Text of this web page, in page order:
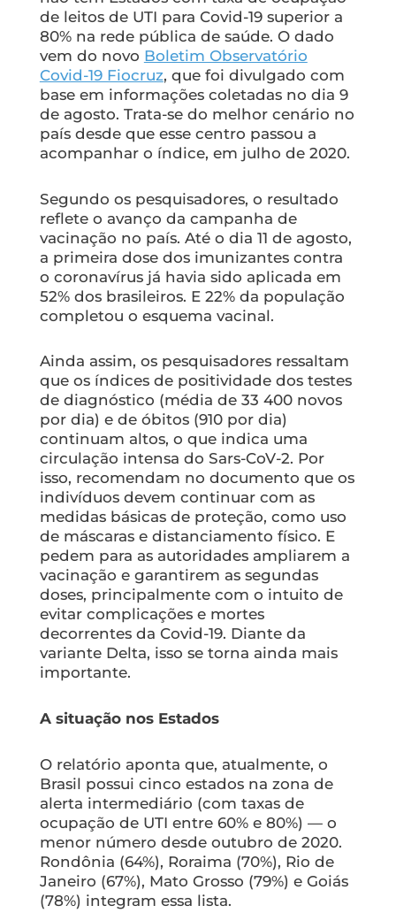
de leitos de UTI para Covid-19 superior a
80% na rede pública de saúde. O dado
vem do novo Boletim Observatório
Covid-19 Fiocruz, que foi divulgado com
base em informações coletadas no dia 9
de agosto. Trata-se do melhor cenário no
país desde que esse centro passou a
acompanhar o índice, em julho de 2020.
Segundo os pesquisadores, o resultado
reflete o avanço da campanha de
vacinação no país. Até o dia 11 de agosto,
a primeira dose dos imunizantes contra
o coronavírus já havia sido aplicada em
52% dos brasileiros. E 22% da população
completou o esquema vacinal.
Ainda assim, os pesquisadores ressaltam
que os índices de positividade dos testes
de diagnóstico (média de 33 400 novos
por dia) e de óbitos (910 por dia)
continuam altos, o que indica uma
circulação intensa do Sars-CoV-2. Por
isso, recomendam no documento que os
indivíduos devem continuar com as
medidas básicas de proteção, como uso
de máscaras e distanciamento físico. E
pedem para as autoridades ampliarem a
vacinação e garantirem as segundas
doses, principalmente com o intuito de
evitar complicações e mortes
decorrentes da Covid-19. Diante da
variante Delta, isso se torna ainda mais
importante.
A situação nos Estados
O relatório aponta que, atualmente, o
Brasil possui cinco estados na zona de
alerta intermediário (com taxas de
ocupação de UTI entre 60% e 80%) — o
menor número desde outubro de 2020.
Rondônia (64%), Roraima (70%), Rio de
Janeiro (67%), Mato Grosso (79%) e Goiás
(78%) integram essa lista.